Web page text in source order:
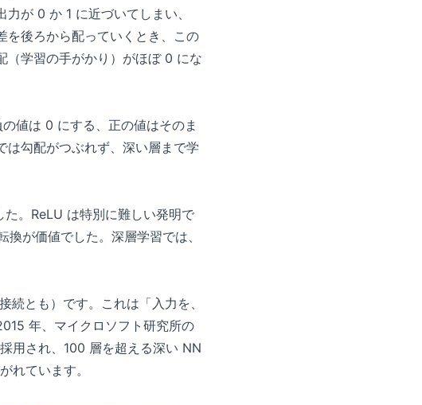
が 0 か 1 に近づいてしまい、
を後ろから配っていくとき、この
（学習の手がかり）がほぼ 0 にな
値は 0 にする、正の値はそのま
は勾配がつぶれず、深い層まで学
。ReLU は特別に難しい発明で
が価値でした。深層学習では、
とも）です。これは「入力を、
年、マイクロソフト研究所の
用され、100 層を超える深い NN
れています。